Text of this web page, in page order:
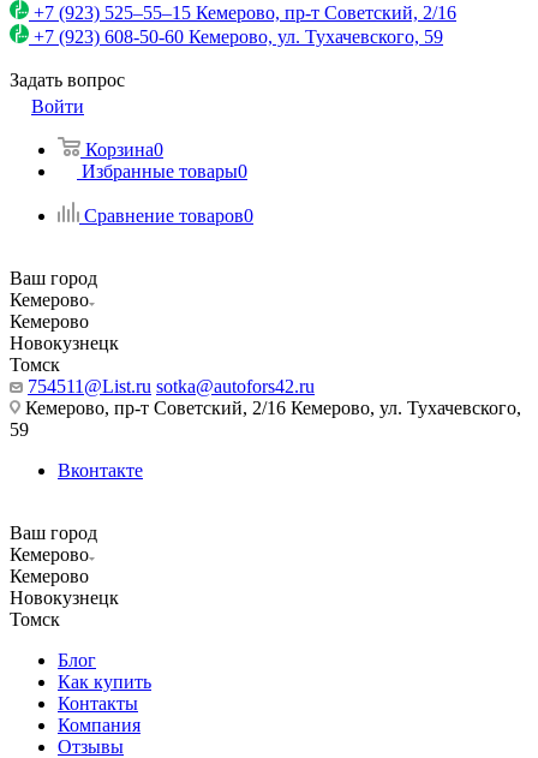
+7 (923) 525–55–15 Кемерово, пр-т Советский, 2/16
+7 (923) 608-50-60 Кемерово, ул. Тухачевского, 59
Задать вопрос
Войти
Корзина0
Избранные товары0
Сравнение товаров0
Ваш город
Кемерово
Кемерово
Новокузнецк
Томск
754511@List.ru sotka@autofors42.ru
Кемерово, пр-т Советский, 2/16 Кемерово, ул. Тухачевского,
59
Вконтакте
Ваш город
Кемерово
Кемерово
Новокузнецк
Томск
Блог
Как купить
Контакты
Компания
Отзывы